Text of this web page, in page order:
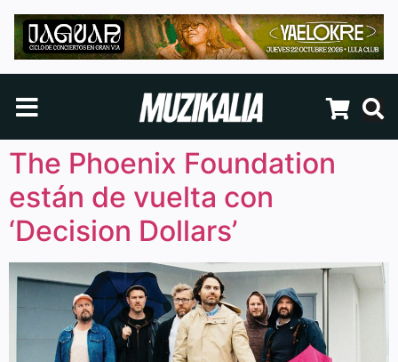
The Phoenix Foundation
están de vuelta con
‘Decision Dollars’